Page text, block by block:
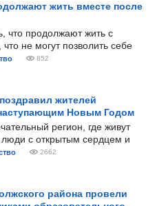
жить вместе после
что продолжают жить с
не могут позволить себе
852
жителей
Новым Годом
регион, где живут
с открытым сердцем и
2662
района провели